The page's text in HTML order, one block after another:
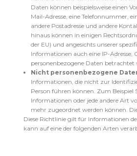
Daten können beispielsweise einen
Mail-Adresse, eine Telefonnummer,
andere Postadresse und andere
hinaus können in einigen
der EU) und angesichts unserer
Informationen auch eine IP-Adresse,
personenbezogene Daten betrachtet
Nicht personenbezogene
Informationen, die nicht zur
Person führen können. Zum Beispiel
Informationen oder jede andere Art
mehr zugeordnet werden können.
Diese Richtlinie gilt für Informationen
kann auf eine der folgenden Arten